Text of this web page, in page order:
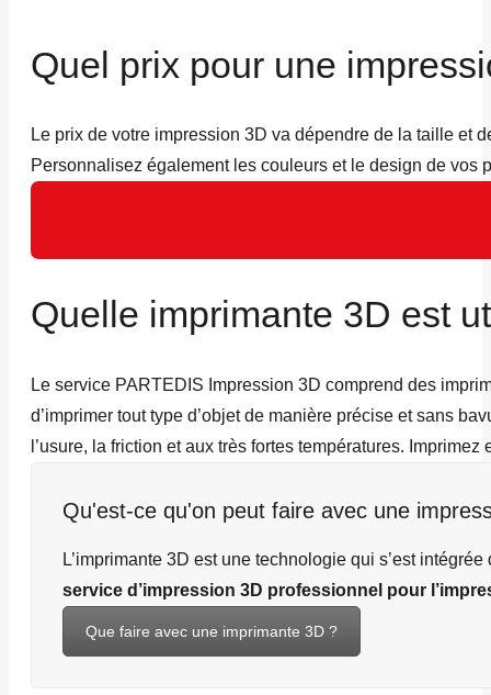
Quel prix pour une
Le prix de votre impression 3D va dépendre de la taille et
Personnalisez également les couleurs et le design de vos
Quelle imprimante 3D est
Le service PARTEDIS Impression 3D comprend des
d’imprimer tout type d’objet de manière précise et sans
l’usure, la friction et aux très fortes températures.
Qu'est-ce qu'on peut faire avec une
L’imprimante 3D est une technologie qui s’est
service d’impression 3D professionnel pour
Que faire avec une imprimante 3D ?